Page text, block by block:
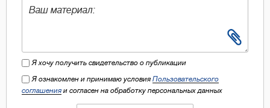
Я хочу получить свидетельство о публикации
Я ознакомлен и принимаю условия Пользовательского
соглашения и согласен на обработку персональных данных